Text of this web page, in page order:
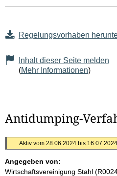
Regelungsvorhaben
Inhalt dieser Seite melden
(Mehr Informationen)
Antidumping-
Aktiv vom 28.06.2024 bis 16.07.2024
Angegeben von:
Wirtschaftsvereinigung Stahl